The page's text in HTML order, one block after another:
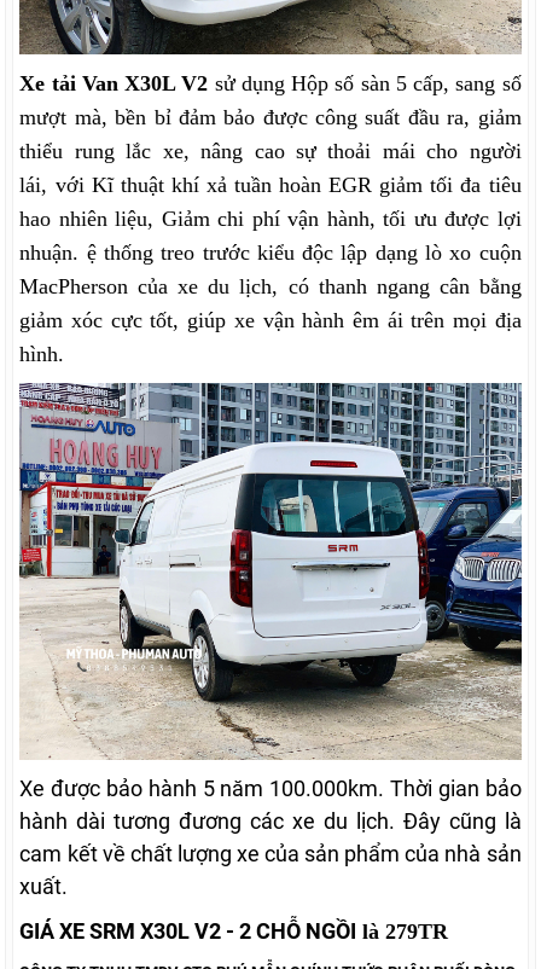
Xe tải Van X30L V2 sử dụng Hộp số sàn 5 cấp, sang số
mượt mà, bền bỉ đảm bảo được công suất đầu ra, giảm
thiểu rung lắc xe, nâng cao sự thoải mái cho người
lái, với Kĩ thuật khí xả tuần hoàn EGR giảm tối đa tiêu
hao nhiên liệu, Giảm chi phí vận hành, tối ưu được lợi
nhuận. ệ thống treo trước kiểu độc lập dạng lò xo cuộn
MacPherson của xe du lịch, có thanh ngang cân bằng
giảm xóc cực tốt, giúp xe vận hành êm ái trên mọi địa
hình.
Xe được bảo hành 5 năm 100.000km. Thời gian bảo
hành dài tương đương các xe du lịch. Đây cũng là
cam kết về chất lượng xe của sản phẩm của nhà sản
xuất.
GIÁ XE SRM X30L V2 - 2 CHỖ NGỒI là 279TR